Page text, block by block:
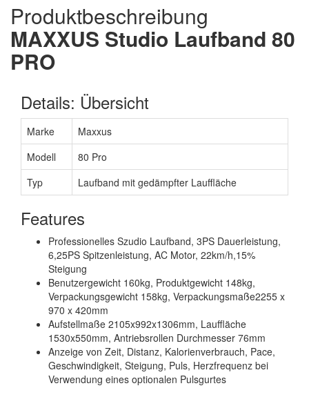
Produktbeschreibung
MAXXUS Studio Laufband 80
PRO
Details: Übersicht
Marke
Maxxus
Modell
80 Pro
Typ
Laufband mit gedämpfter Lauffläche
Features
Professionelles Szudio Laufband, 3PS Dauerleistung,
6,25PS Spitzenleistung, AC Motor, 22km/h,15%
Steigung
Benutzergewicht 160kg, Produktgewicht 148kg,
Verpackungsgewicht 158kg, Verpackungsmaße2255 x
970 x 420mm
Aufstellmaße 2105x992x1306mm, Lauffläche
1530x550mm, Antriebsrollen Durchmesser 76mm
Anzeige von Zeit, Distanz, Kalorienverbrauch, Pace,
Geschwindigkeit, Steigung, Puls, Herzfrequenz bei
Verwendung eines optionalen Pulsgurtes